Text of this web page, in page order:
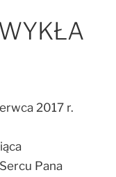
2017 r.
Pana